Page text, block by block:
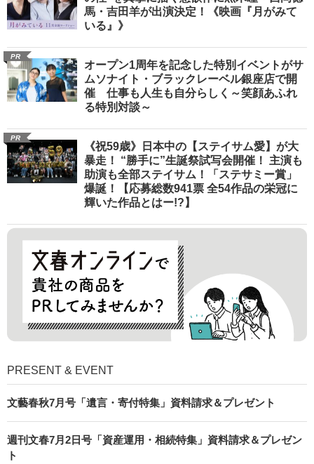
馬・吉田羊が出演決定！《映画『月がみて
いる』》
PR
オープン1周年を記念した特別イベントがサ
ムソナイト・ブラックレーベル銀座店で開
催 仕事も人生も自分らしく～笑顔あふれ
る特別対談～
PR
《祝59歳》日本中の【ステイサム愛】が大
暴走！ “勝手に”生誕祭試写会開催！ 主演も
助演も全部ステイサム！「ステサミー賞」
爆誕！【応募総数941票 全54作品の栄冠に
輝いた作品とはー!?】
PRESENT & EVENT
文藝春秋7月号「遺言・寄付特集」資料請求＆プレゼント
週刊文春7月2日号「資産運用・相続特集」資料請求＆プレゼン
ト